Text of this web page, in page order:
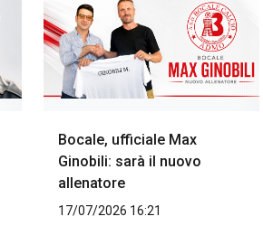
Bocale, ufficiale Max
Ginobili: sarà il nuovo
allenatore
17/07/2026 16:21